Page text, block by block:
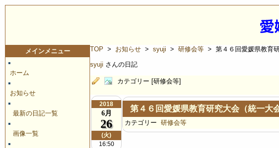
メインメニュー
ホーム
お知らせ
最新の日記一覧
画像一覧
TOP > お知らせ > syuji > 研修会等 > 第４６回愛媛県教育
syuji さんの日記
カテゴリー [研修会等]
2018
6月
26
(火)
16:50
第４６回愛媛県教育研究大会（統一大
カテゴリー 研修会等